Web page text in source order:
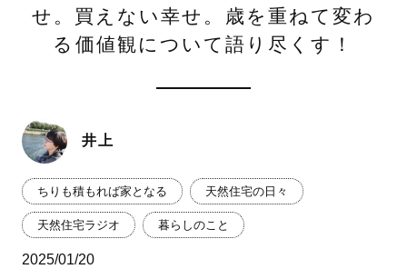
せ。買えない幸せ。歳を重ねて変わ
る価値観について語り尽くす！
井上
ちりも積もれば家となる 天然住宅の日々
天然住宅ラジオ 暮らしのこと
2025/01/20